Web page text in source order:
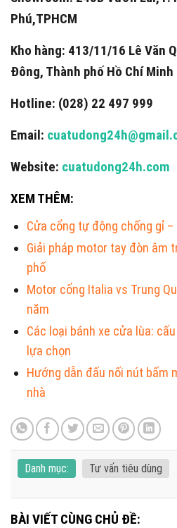
Phú,TPHCM
Kho hàng: 413/11/16 Lê Văn
Đông, Thành phố Hồ Chí Minh
Hotline: (028) 22 497 999
Email:
Website: cuatudong24h.com
XEM THÊM:
Cửa cổng tự động chống gỉ
Giải pháp motor tay đòn âm
phố
Motor cổng Italia vs Trung
năm
Các loại bánh xe cửa lùa:
lựa chọn
Hướng dẫn đấu nối nút bấm
nhà
Danh mục: Tư vấn tiêu dùng
BÀI VIẾT CÙNG CHỦ ĐỀ: